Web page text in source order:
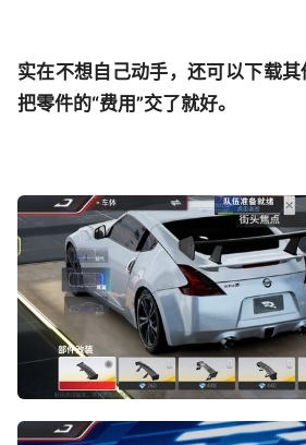
实在不想自己动手，还可以下载其
把零件的“费用”交了就好。